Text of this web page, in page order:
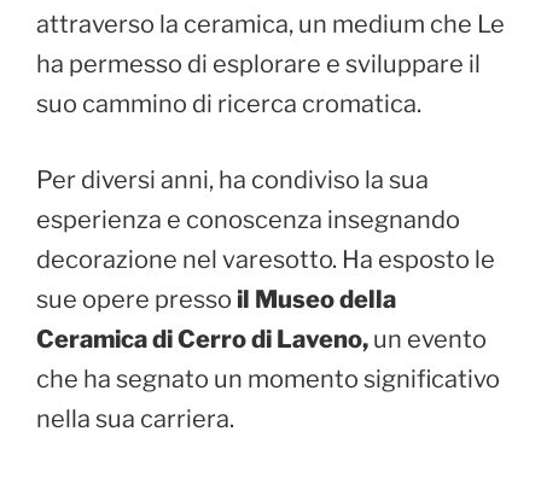
attraverso la ceramica, un medium che Le
ha permesso di esplorare e sviluppare il
suo cammino di ricerca cromatica.
Per diversi anni, ha condiviso la sua
esperienza e conoscenza insegnando
decorazione nel varesotto. Ha esposto le
sue opere presso il Museo della
Ceramica di Cerro di Laveno, un evento
che ha segnato un momento significativo
nella sua carriera.